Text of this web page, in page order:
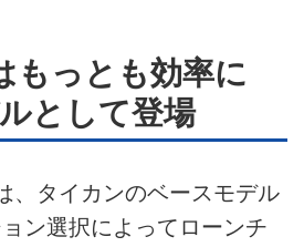
もっとも効率に
として登場
、タイカンのベースモデル
ン選択によってローンチ